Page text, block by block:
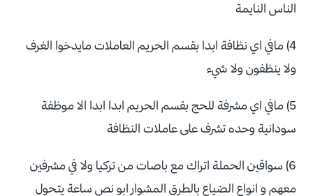
الناس النايمة
4) مافي اي نظافة ابدا بقسم الحريم العاملات مايدخوا الغرف
ولا ينظفون ولا شيء
5) مافي اي مشرفة للحج بقسم الحريم ابدا ابدا الا موظفة
سودانية وحده تشرف على عاملات النظافة
6) سواقين الحملة اتراك مع باصات من تركيا ولا في مشرفين
معهم و انواع الضياع بالطرق المشوار ابو نص ساعة يتحول